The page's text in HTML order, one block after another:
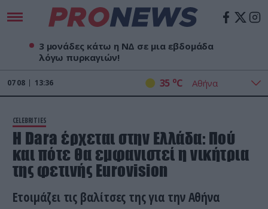
3 μονάδες κάτω η ΝΔ σε μια εβδομάδα
λόγω πυρκαγιών!
07 08 13:36 35 oC
CELEBRITIES
H Dara έρχεται στην Ελλάδα: Πού
και πότε θα εμφανιστεί η νικήτρια
της φετινής Eurovision
Ετοιμάζει τις βαλίτσες της για την Αθήνα